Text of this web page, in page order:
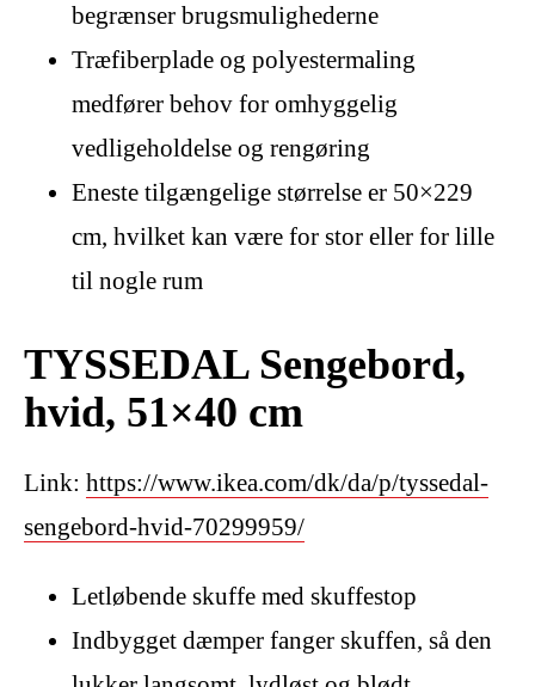
begrænser brugsmulighederne
Træfiberplade og polyestermaling
medfører behov for omhyggelig
vedligeholdelse og rengøring
Eneste tilgængelige størrelse er 50×229
cm, hvilket kan være for stor eller for lille
til nogle rum
TYSSEDAL Sengebord,
hvid, 51×40 cm
Link: https://www.ikea.com/dk/da/p/tyssedal-
sengebord-hvid-70299959/
Letløbende skuffe med skuffestop
Indbygget dæmper fanger skuffen, så den